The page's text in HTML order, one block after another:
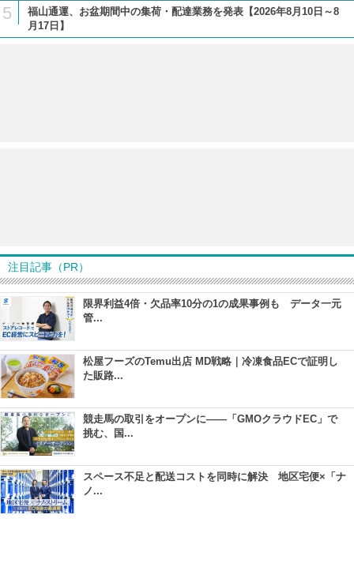
5
福山通運、お盆期間中の集荷・配達業務を発表【2026年8月10日～8
月17日】
注目記事（PR）
限界利益4倍・欠品率10分の1の成果事例も データ一元
管...
松屋フーズのTemu出店 MD戦略｜冷凍食品ECで証明し
た販路...
競走馬の取引をオープンに――「GMOクラウドEC」で
挑む、国...
スペース不足と配送コストを同時に解決 地区宅便×「ナ
ノ...